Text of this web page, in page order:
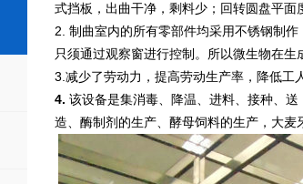
式挡板，出曲干净，剩料少；回转圆盘平面
2. 制曲室内的所有零部件均采用不锈钢制
只须通过观察窗进行控制。所以微生物在
3.减少了劳动力，提高劳动生产率，降低工
4. 该设备是集消毒、降温、进料、接种、
造、酶制剂的生产、酵母饲料的生产，大麦